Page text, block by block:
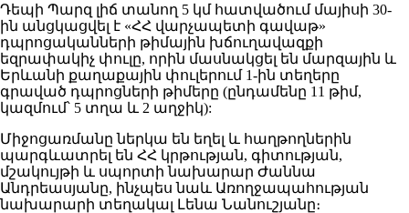
Դեպի Պարզ լիճ տանող 5 կմ հատվածում մայիսի 30-
ին անցկացվել է «ՀՀ վարչապետի գավաթ»
դպրոցականների թիմային խճուղավազքի
եզրափակիչ փուլը, որին մասնակցել են մարզային և
Երևանի քաղաքային փուլերում 1-ին տեղերը
գրաված դպրոցների թիմերը (ընդամենը 11 թիմ,
կազմում՝ 5 տղա և 2 աղջիկ):
Միջոցառմանը ներկա են եղել և հաղթողներին
պարգևատրել են ՀՀ կրթության, գիտության,
մշակույթի և սպորտի նախարար Ժաննա
Անդրեասյանը, ինչպես նաև Առողջապահության
նախարարի տեղակալ Լենա Նանուշյանը։